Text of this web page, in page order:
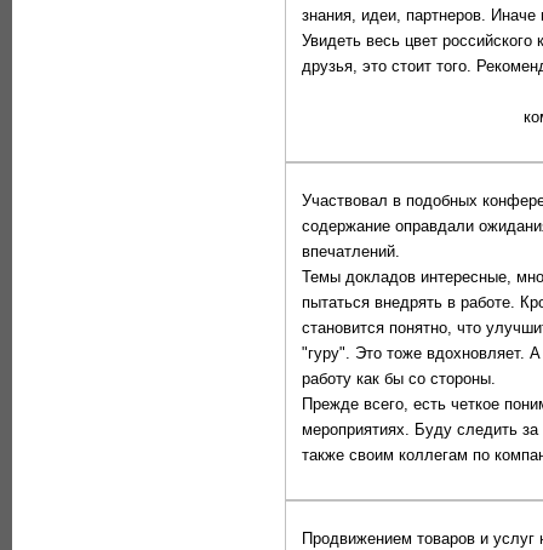
знания, идеи, партнеров.
Увидеть весь цвет
друзья, это стоит того.
Участвовал в подобных
содержание оправдали
впечатлений.
Темы докладов интересные,
пытаться внедрять в работе.
становится понятно, что
"гуру". Это тоже вдохновляет.
работу как бы со стороны.
Прежде всего, есть четкое
мероприятиях. Буду следить
также своим коллегам по
Продвижением товаров и